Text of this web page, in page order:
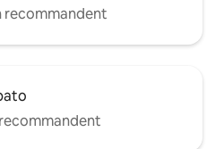
recommandent